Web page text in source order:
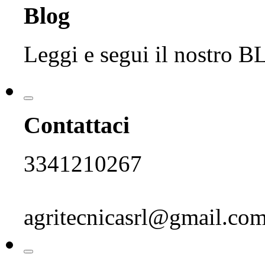
Blog
Leggi e segui il nostro
Contattaci
3341210267